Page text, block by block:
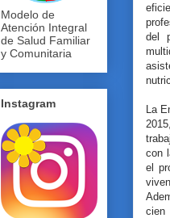
del
La
con
el
cien
Modelo de
Atención Integral
de Salud Familiar
y Comunitaria
Instagram